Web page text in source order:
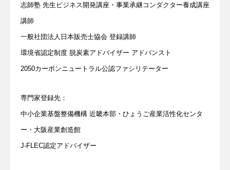
志師塾 先生ビジネス開発講座・事業承継コンダクター養成講座
講師
一般社団法人日本販売士協会 登録講師
環境省認定制度 脱炭素アドバイザー アドバンスト
2050カーボンニュートラル公認ファシリテーター
専門家登録先：
中小企業基盤整備機構 近畿本部・ひょうご産業活性化センタ
ー・大阪産業創造館
J-FLEC認定アドバイザー
働きたくなる職場づくりをお手伝いします
今、「承継ビジネス」がアツい！！